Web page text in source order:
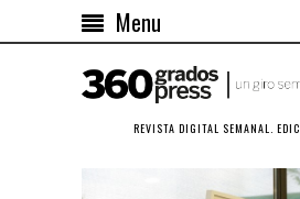
Menu
REVISTA DIGITAL SEMANAL.